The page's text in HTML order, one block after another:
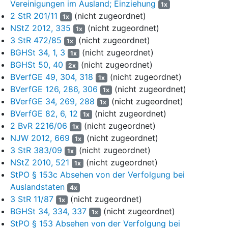
4 1. In dem Urteil vom 12. November 1991 (
der Senat es offen gelassen, ob es zur Ausdehnung der
deutschen Strafgewalt auf Auslandstaten ausländischer Täter
über die Erfüllung der gesetzlichen Voraussetzungen hinaus im
Einzelfall eines legitimierenden Anknüpfungspunktes bedarf.
Denn in dem zu entscheidenden Fall ist der Senat vom Vorliegen
mehrerer geeigneter Anknüpfungspunkte ausgegangen. Als
einen solchen Anknüpfungspunkt hat er auch angesehen, dass
der Angeklagte auf Grund rechtmäßiger Auslieferung durch den
Heimatstaat, also mit dessen Einverständnis in die
Bundesrepublik gelangte.
5 2. In dem Urteil vom 5. November 2014 (
der Senat die Geltung deutschen Strafrechts auf
StGBgestützt und die Inlandsberührung aus der Auslieferung
des Angeklagten an die Bundesrepublik Deutschland hergeleitet.
Soweit der 2. Strafsenat der Auffassung ist, diese Entscheidung
beträfe die Auslieferung eines Deutschen und damit eine andere
Fallkonstellation, wird dem entgegengetreten. Eine mögliche
deutsche Staatsangehörigkeit des Angeklagten wird im Urteil
Vereinigungen im Ausland; Einziehung
1x
2 StR 201/11 1x (nicht zugeordnet)
NStZ 2012, 335
1x (nicht zugeordnet)
3 StR 472/85
1x (nicht zugeordnet)
BGHSt 34, 1, 3
1x (nicht zugeordnet)
BGHSt 50, 40
2x (nicht zugeordnet)
BVerfGE 49, 304, 318
1x (nicht zugeordnet)
BVerfGE 126, 286, 306
1x (nicht zugeordnet)
BVerfGE 34, 269, 288
1x (nicht zugeordnet)
BVerfGE 82, 6, 12
1x (nicht zugeordnet)
2 BvR 2216/06
1x (nicht zugeordnet)
NJW 2012, 669
1x (nicht zugeordnet)
3 StR 383/09
1x (nicht zugeordnet)
NStZ 2010, 521
1x (nicht zugeordnet)
StPO § 153c Absehen von der Verfolgung bei
Auslandstaten
4x
3 StR 11/87 1x (nicht zugeordnet)
BGHSt 34, 334, 337
1x (nicht zugeordnet)
StPO § 153 Absehen von der Verfolgung bei